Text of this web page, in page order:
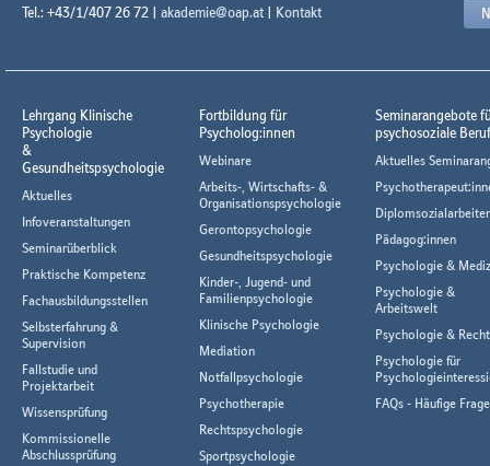
Tel.: +43/1/407 26 72 | akademie@oap.at | Kontakt
Lehrgang Klinische
Psychologie
&
Gesundheitspsychologie
Aktuelles
Infoveranstaltungen
Seminarüberblick
Praktische Kompetenz
Fachausbildungsstellen
Selbsterfahrung &
Supervision
Fallstudie und
Projektarbeit
Wissensprüfung
Kommissionelle
Abschlussprüfung
Fortbildung für
Psycholog:innen
Webinare
Arbeits-, Wirtschafts- &
Organisationspsychologie
Gerontopsychologie
Gesundheitspsychologie
Kinder-, Jugend- und
Familienpsychologie
Klinische Psychologie
Mediation
Notfallpsychologie
Psychotherapie
Rechtspsychologie
Sportpsychologie
Seminarangebote
psychosoziale
Aktuelles
Pädagog:innen
Psychologie &
Psychologie &
Arbeitswelt
Psychologie & Recht
Psychologie für
FAQs - Häufige